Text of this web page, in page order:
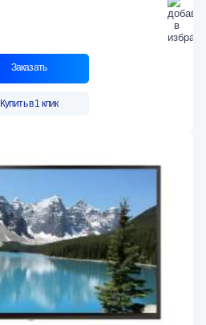
Заказать
Купить в 1 клик